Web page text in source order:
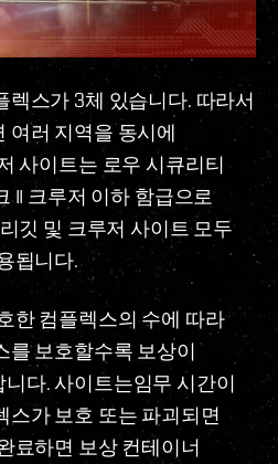
렉스가 3체 있습니다. 따라서
여러 지역을 동시에
사이트는 로우 시큐리티
II 크루저 이하 함급으로
깃 및 크루저 사이트 모두
됩니다.
한 컴플렉스의 수에 따라
를 보호할수록 보상이
다. 사이트는임무 시간이
스가 보호 또는 파괴되면
료하면 보상 컨테이너